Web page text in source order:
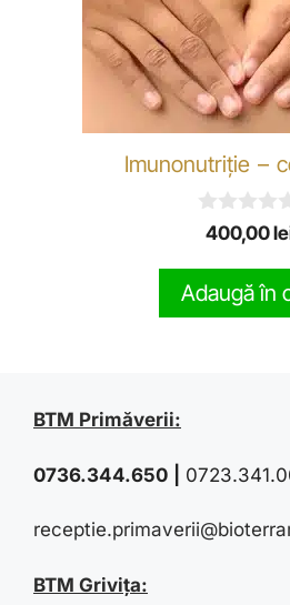
Imunonutriție –
u
t
o
f
400,00
Adaugă în
BTM Primăverii:
0736.344.650
BTM Grivița: